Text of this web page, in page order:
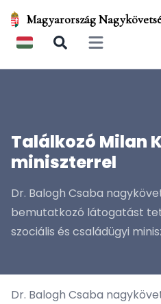
Magyarország
Open main
Találkozó Milan
miniszterrel
Dr. Balogh Csaba
bemutatkozó látogatást
szociális és családügyi
Dr. Balogh Csaba